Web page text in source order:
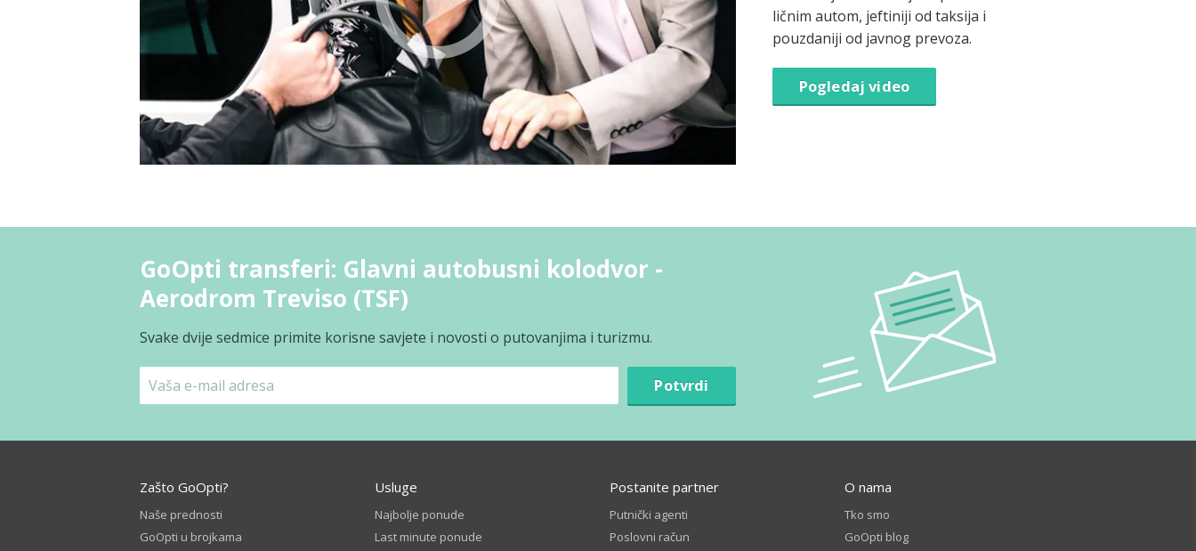
ličnim autom, jeftiniji od taksija i
pouzdaniji od javnog prevoza.
Pogledaj video
GoOpti transferi: Glavni autobusni kolodvor -
Aerodrom Treviso (TSF)
Svake dvije sedmice primite korisne savjete i novosti o putovanjima i turizmu.
Potvrdi
Zašto GoOpti?
Naše prednosti
GoOpti u brojkama
Usluge
Najbolje ponude
Last minute ponude
Postanite partner
Putnički agenti
Poslovni račun
O nama
Tko smo
GoOpti blog